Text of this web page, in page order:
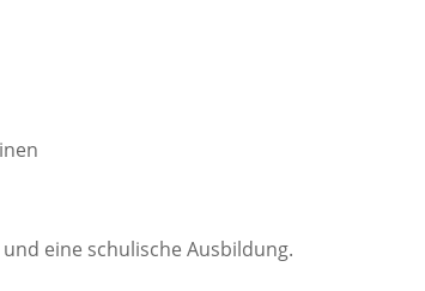
eine schulische Ausbildung.